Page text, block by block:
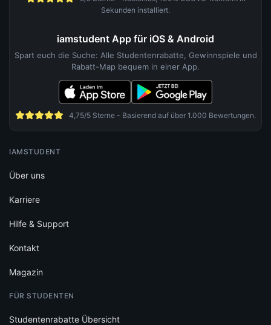
Sekunden installiert.
iamstudent App für iOS & Android
Spart euch die Suche: Alle Studentenrabatte, Gewinnspiele und
Rabatt-Map bequem in einer App.
4,75/5 Sterne - Basierend auf über 1.000 Bewertungen.
IAMSTUDENT
Über uns
Karriere
Hilfe & Support
Kontakt
Magazin
FÜR STUDENTEN
Studentenrabatte Übersicht